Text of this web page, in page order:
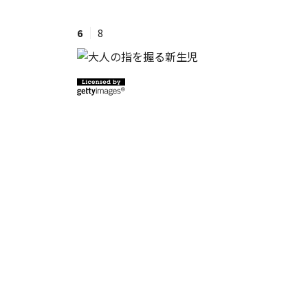
#ワンオペ育児
#渡邊大地の令和的ワーパパ道
6 8